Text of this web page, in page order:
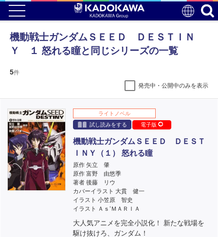
機動戦士ガンダムＳＥＥＤ ＤＥＳＴＩＮ
Ｙ １ 怒れる瞳と同じシリーズの一覧
5件
発売中・公開中のみを表示
ライトノベル
試し読みをする
電子版
機動戦士ガンダムＳＥＥＤ ＤＥＳＴ
ＩＮＹ（１） 怒れる瞳
原作 矢立 肇
原作 富野 由悠季
著者 後藤 リウ
カバーイラスト 大貫 健一
イラスト 小笠原 智史
イラスト Ａｓ’ＭＡＲＩＡ
大人気アニメを完全小説化！ 新たな戦場を
駆け抜けろ、ガンダム！